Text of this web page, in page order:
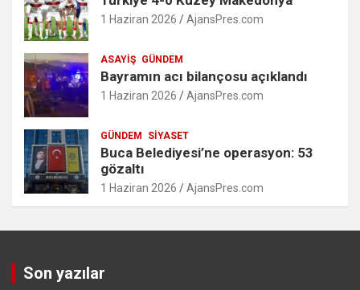
1 Haziran 2026 AjansPres.com
ASAYIŞ GÜNDEM
Bayramın acı bilançosu açıklandı
1 Haziran 2026 AjansPres.com
GÜNDEM SIYASET
Buca Belediyesi’ne operasyon: 53
gözaltı
1 Haziran 2026 AjansPres.com
Son yazılar